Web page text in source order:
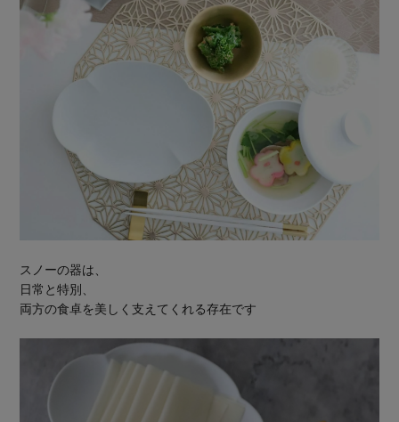
スノーの器は、
日常と特別、
両方の食卓を美しく支えてくれる存在です